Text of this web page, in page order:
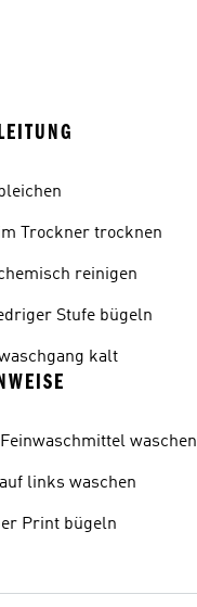
Trockner trocknen
reinigen
Stufe bügeln
kalt
waschen
links waschen
Print bügeln